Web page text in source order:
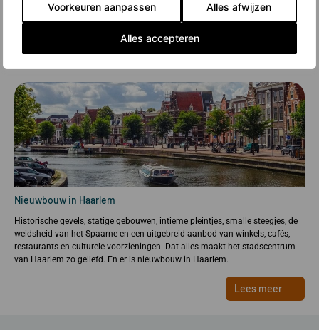
Voorkeuren aanpassen Alles afwijzen
Alles accepteren
Nieuwbouw in Haarlem
Historische gevels, statige gebouwen, intieme pleintjes, smalle steegjes, de
weidsheid van het Spaarne en een uitgebreid aanbod van winkels, cafés,
restaurants en culturele voorzieningen. Dat alles maakt het stadscentrum
van Haarlem zo geliefd. En er is nieuwbouw in Haarlem.
Lees meer